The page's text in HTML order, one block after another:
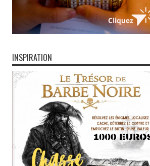
INSPIRATION